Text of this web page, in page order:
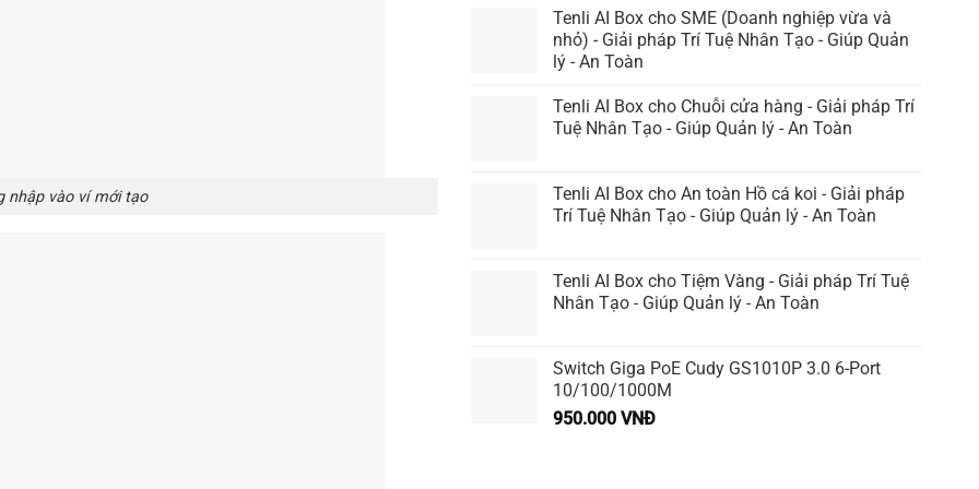
nhập vào ví mới tạo
Tenli AI Box cho SME (Doanh nghiệp vừa và
nhỏ) - Giải pháp Trí Tuệ Nhân Tạo - Giúp Quản
lý - An Toàn
Tenli AI Box cho Chuỗi cửa hàng - Giải pháp Trí
Tuệ Nhân Tạo - Giúp Quản lý - An Toàn
Tenli AI Box cho An toàn Hồ cá koi - Giải pháp
Trí Tuệ Nhân Tạo - Giúp Quản lý - An Toàn
Tenli AI Box cho Tiệm Vàng - Giải pháp Trí Tuệ
Nhân Tạo - Giúp Quản lý - An Toàn
Switch Giga PoE Cudy GS1010P 3.0 6-Port
10/100/1000M
950.000 VNĐ